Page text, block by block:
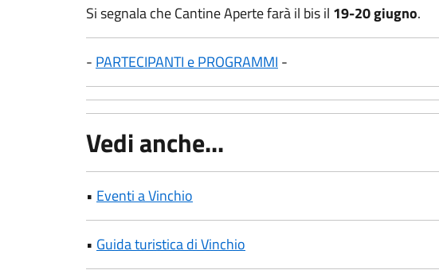
Si segnala che Cantine Aperte farà il bis il 19-20 giugno.
- PARTECIPANTI e PROGRAMMI -
Vedi anche...
• Eventi a Vinchio
• Guida turistica di Vinchio